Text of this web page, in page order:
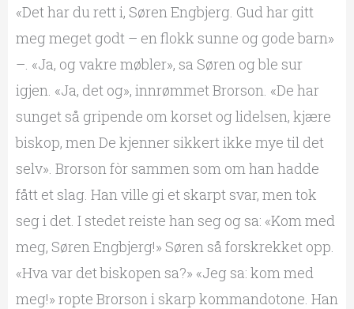
«Det har du rett i, Søren Engbjerg. Gud har gitt
meg meget godt – en flokk sunne og gode barn»
–. «Ja, og vakre møbler», sa Søren og ble sur
igjen. «Ja, det og», innrømmet Brorson. «De har
sunget så gripende om korset og lidelsen, kjære
biskop, men De kjenner sikkert ikke mye til det
selv». Brorson fòr sammen som om han hadde
fått et slag. Han ville gi et skarpt svar, men tok
seg i det. I stedet reiste han seg og sa: «Kom med
meg, Søren Engbjerg!» Søren så forskrekket opp.
«Hva var det biskopen sa?» «Jeg sa: kom med
meg!» ropte Brorson i skarp kommandotone. Han